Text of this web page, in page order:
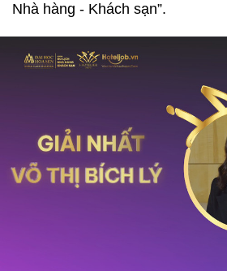
Nhà hàng - Khách sạn”.